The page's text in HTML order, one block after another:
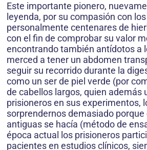
Este importante pionero,
leyenda, por su compasión con
personalmente centenares de
con el fin de comprobar su valor
encontrando también antídotos a
merced a tener un abdomen
seguir su recorrido durante la
como un ser de piel verde (por
de cabellos largos, quien además
prisioneros en sus experimentos,
sorprendernos demasiado
antiguas se hacía (método de
época actual los prisioneros
pacientes en estudios clínicos,